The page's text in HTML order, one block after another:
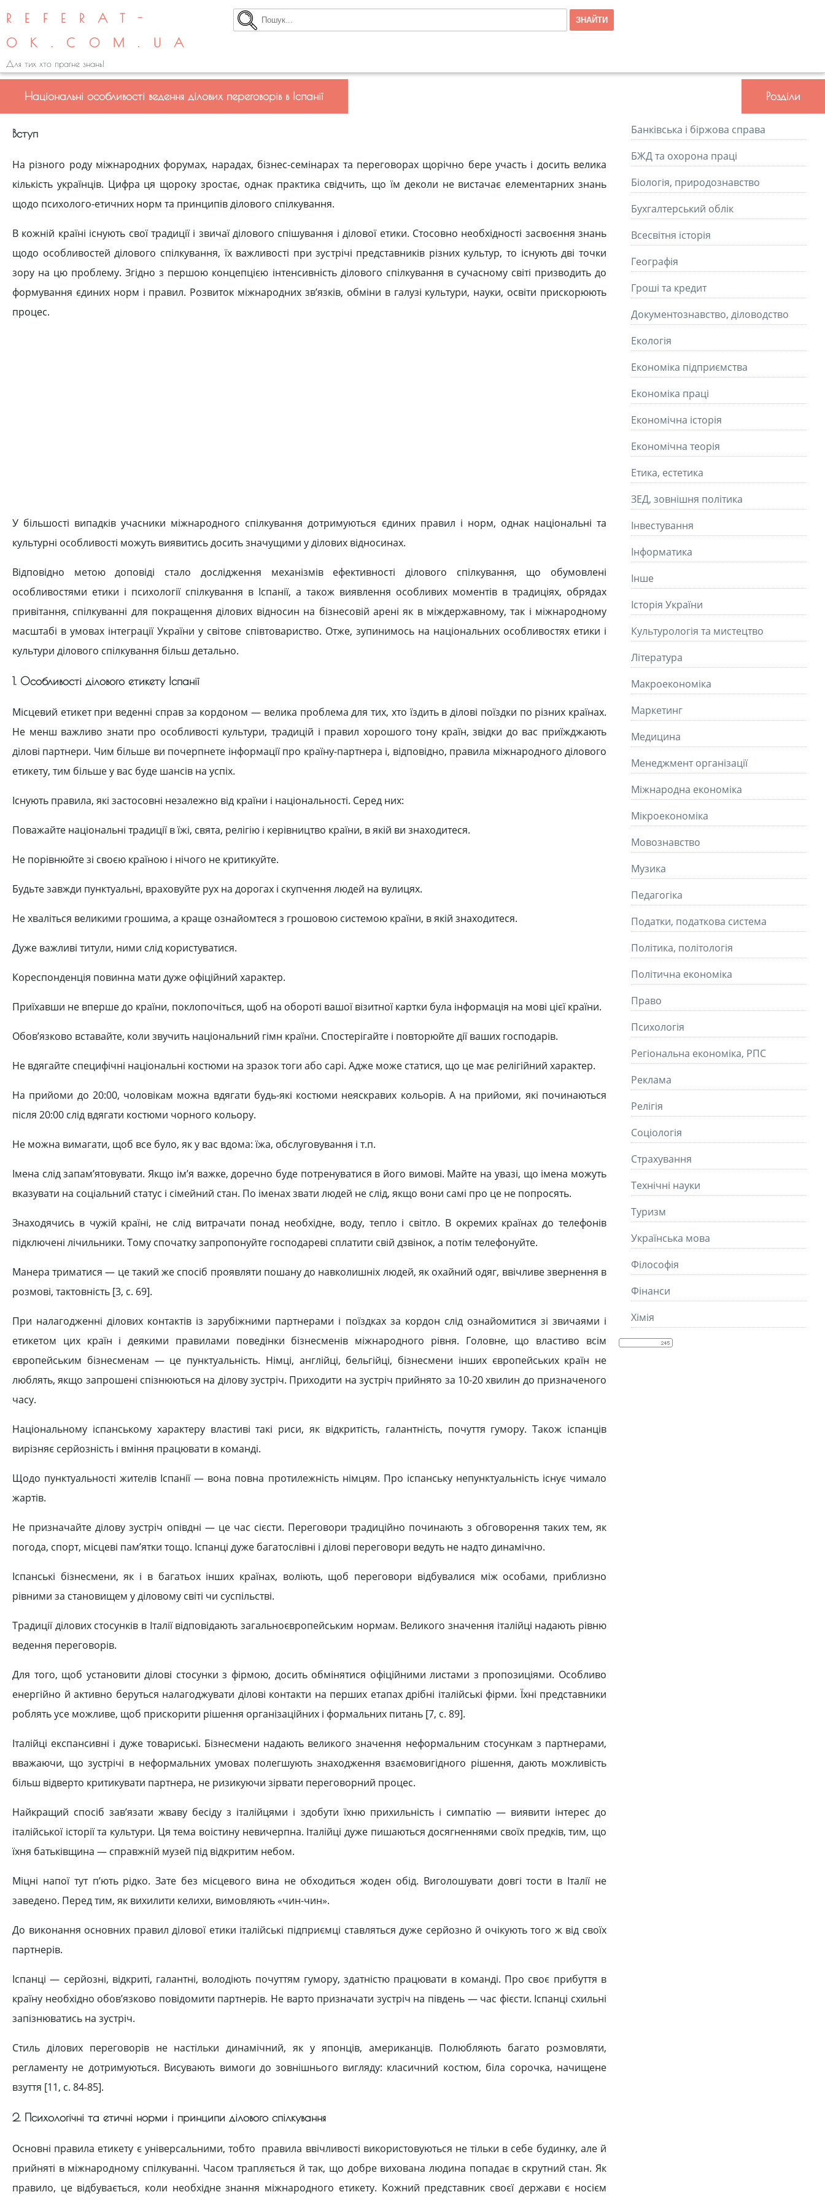
REFERAT-
OK.COM.UA
Для тих хто прагне знань!
Національні особливості ведення ділових переговорів в Іспанії
Вступ
На різного роду міжнародних форумах, нарадах, бізнес-семінарах та переговорах щорічно бере участь і досить велика
кількість українців. Цифра ця щороку зростає, однак практика свідчить, що їм деколи не вистачає елементарних знань
щодо психолого-етичних норм та принципів ділового спілкування.
В кожній країні існують свої традиції і звичаї ділового спішування і ділової етики. Стосовно необхідності засвоєння знань
щодо особливостей ділового спілкування, їх важливості при зустрічі представників різних культур, то існують дві точки
зору на цю проблему. Згідно з першою концепцією інтенсивність ділового спілкування в сучасному світі призводить до
формування єдиних норм і правил. Розвиток міжнародних зв’язків, обміни в галузі культури, науки, освіти прискорюють
процес.
У більшості випадків учасники міжнародного спілкування дотримуються єдиних правил і норм, однак національні та
культурні особливості можуть виявитись досить значущими у ділових відносинах.
Відповідно метою доповіді стало дослідження механізмів ефективності ділового спілкування, що обумовлені
особливостями етики і психології спілкування в Іспанії, а також виявлення особливих моментів в традиціях, обрядах
привітання, спілкуванні для покращення ділових відносин на бізнесовій арені як в міждержавному, так і міжнародному
масштабі в умовах інтеграції України у світове співтовариство. Отже, зупинимось на національних особливостях етики і
культури ділового спілкування більш детально.
1. Особливості ділового етикету Іспанії
Місцевий етикет при веденні справ за кордоном — велика проблема для тих, хто їздить в ділові поїздки по різних країнах.
Не менш важливо знати про особливості культури, традицій і правил хорошого тону країн, звідки до вас приїжджають
ділові партнери. Чим більше ви почерпнете інформації про країну-партнера і, відповідно, правила міжнародного ділового
етикету, тим більше у вас буде шансів на успіх.
Існують правила, які застосовні незалежно від країни і національності. Серед них:
Поважайте національні традиції в їжі, свята, релігію і керівництво країни, в якій ви знаходитеся.
Не порівнюйте зі своєю країною і нічого не критикуйте.
Будьте завжди пунктуальні, враховуйте рух на дорогах і скупчення людей на вулицях.
Не хваліться великими грошима, а краще ознайомтеся з грошовою системою країни, в якій знаходитеся.
Дуже важливі титули, ними слід користуватися.
Кореспонденція повинна мати дуже офіційний характер.
Приїхавши не вперше до країни, поклопочіться, щоб на обороті вашої візитної картки була інформація на мові цієї країни.
Обов’язково вставайте, коли звучить національний гімн країни. Спостерігайте і повторюйте дії ваших господарів.
Не вдягайте специфічні національні костюми на зразок тоги або сарі. Адже може статися, що це має релігійний характер.
На прийоми до 20:00, чоловікам можна вдягати будь-які костюми неяскравих кольорів. А на прийоми, які починаються
після 20:00 слід вдягати костюми чорного кольору.
Не можна вимагати, щоб все було, як у вас вдома: їжа, обслуговування і т.п.
Імена слід запам’ятовувати. Якщо ім’я важке, доречно буде потренуватися в його вимові. Майте на увазі, що імена можуть
вказувати на соціальний статус і сімейний стан. По іменах звати людей не слід, якщо вони самі про це не попросять.
Знаходячись в чужій країні, не слід витрачати понад необхідне, воду, тепло і світло. В окремих країнах до телефонів
підключені лічильники. Тому спочатку запропонуйте господареві сплатити свій дзвінок, а потім телефонуйте.
Манера триматися — це такий же спосіб проявляти пошану до навколишніх людей, як охайний одяг, ввічливе звернення в
розмові, тактовність [3, c. 69].
При налагодженні ділових контактів із зарубіжними партнерами і поїздках за кордон слід ознайомитися зі звичаями і
етикетом цих країн і деякими правилами поведінки бізнесменів міжнародного рівня. Головне, що властиво всім
європейським бізнесменам — це пунктуальність. Німці, англійці, бельгійці, бізнесмени інших європейських країн не
люблять, якщо запрошені спізнюються на ділову зустріч. Приходити на зустріч прийнято за 10-20 хвилин до призначеного
часу.
Національному іспанському характеру властиві такі риси, як відкритість, галантність, почуття гумору. Також іспанців
вирізняє серйозність і вміння працювати в команді.
Щодо пунктуальності жителів Іспанії — вона повна протилежність німцям. Про іспанську непунктуальність існує чимало
жартів.
Не призначайте ділову зустріч опівдні — це час сієсти. Переговори традиційно починають з обговорення таких тем, як
погода, спорт, місцеві пам’ятки тощо. Іспанці дуже багатослівні і ділові переговори ведуть не надто динамічно.
Іспанські бізнесмени, як і в багатьох інших країнах, воліють, щоб переговори відбувалися між особами, приблизно
рівними за становищем у діловому світі чи суспільстві.
Традиції ділових стосунків в Італії відповідають загальноєвропейським нормам. Великого значення італійці надають рівню
ведення переговорів.
Для того, щоб установити ділові стосунки з фірмою, досить обмінятися офіційними листами з пропозиціями. Особливо
енергійно й активно беруться налагоджувати ділові контакти на перших етапах дрібні італійські фірми. Їхні представники
роблять усе можливе, щоб прискорити рішення організаційних і формальних питань [7, c. 89].
Італійці експансивні і дуже товариські. Бізнесмени надають великого значення неформальним стосункам з партнерами,
вважаючи, що зустрічі в неформальних умовах полегшують знаходження взаємовигідного рішення, дають можливість
більш відверто критикувати партнера, не ризикуючи зірвати переговорний процес.
Найкращий спосіб зав’язати жваву бесіду з італійцями і здобути їхню прихильність і симпатію — виявити інтерес до
італійської історії та культури. Ця тема воістину невичерпна. Італійці дуже пишаються досягненнями своїх предків, тим, що
їхня батьківщина — справжній музей під відкритим небом.
Міцні напої тут п’ють рідко. Зате без місцевого вина не обходиться жоден обід. Виголошувати довгі тости в Італії не
заведено. Перед тим, як вихилити келихи, вимовляють «чин-чин».
До виконання основних правил ділової етики італійські підприємці ставляться дуже серйозно й очікують того ж від своїх
партнерів.
Іспанці — серйозні, відкриті, галантні, володіють почуттям гумору, здатністю працювати в команді. Про своє прибуття в
країну необхідно обов’язково повідомити партнерів. Не варто призначати зустріч на південь — час фієсти. Іспанці схильні
запізнюватись на зустріч.
Стиль ділових переговорів не настільки динамічний, як у японців, американців. Полюбляють багато розмовляти,
регламенту не дотримуються. Висувають вимоги до зовнішнього вигляду: класичний костюм, біла сорочка, начищене
взуття [11, c. 84-85].
2. Психологічні та етичні норми і принципи ділового спілкування
Основні правила етикету є універсальними, тобто правила ввічливості використовуються не тільки в себе будинку, але й
прийняті в міжнародному спілкуванні. Часом трапляється й так, що добре вихована людина попадає в скрутний стан. Як
правило, це відбувається, коли необхідне знання міжнародного етикету. Кожний представник своєї держави є носієм
Розділи
Банківська і біржова справа
БЖД та охорона праці
Біологія, природознавство
Бухгалтерський облік
Всесвітня історія
Географія
Гроші та кредит
Документознавство, діловодство
Екологія
Економіка підприємства
Економіка праці
Економічна історія
Економічна теорія
Етика, естетика
ЗЕД, зовнішня політика
Інвестування
Інформатика
Інше
Історія України
Культурологія та мистецтво
Літературa
Макроекономіка
Маркетинг
Медицина
Менеджмент організації
Міжнародна економіка
Мікроекономіка
Мовознавство
Музика
Педагогіка
Податки, податкова система
Політика, політологія
Політична економіка
Право
Психологія
Регіональна економіка, РПС
Реклама
Релігія
Соціологія
Страхування
Технічні науки
Туризм
Українська мова
Філософія
Фінанси
Хімія